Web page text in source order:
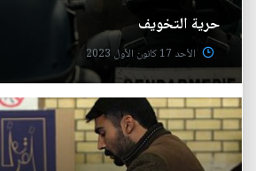
حرية التخويف
الأحد 17 كانون الأول 2023